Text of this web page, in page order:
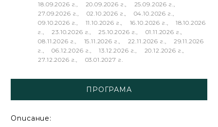
18.09.2026 г., 20.09.2026 г., 25.09.2026 г.,
27.09.2026 г., 02.10.2026 г., 04.10.2026 г.,
09.10.2026 г., 11.10.2026 г., 16.10.2026 г., 18.10.2026
г., 23.10.2026 г., 25.10.2026 г., 01.11.2026 г.,
08.11.2026 г., 15.11.2026 г., 22.11.2026 г., 29.11.2026
г., 06.12.2026 г., 13.12.2026 г., 20.12.2026 г.,
27.12.2026 г., 03.01.2027 г.
ПРОГРАМА
Описание: